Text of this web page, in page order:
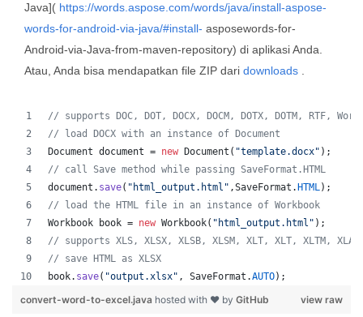
Java]( https://words.aspose.com/words/java/install-aspose-
words-for-android-via-java/#install- asposewords-for-
Android-via-Java-from-maven-repository) di aplikasi Anda.
Atau, Anda bisa mendapatkan file ZIP dari downloads
// supports DOC, DOT, DOCX, DOCM, DOTX, DOTM, RTF,
// load DOCX with an instance of Document
Document document = new Document ( "template.docx" );
// call Save method while passing SaveFormat.HTML
document . save( "html_output.html" ,SaveFormat . HTML);
// load the HTML file in an instance of Workbook
Workbook
book = new Workbook( "html_output.html" );
// supports XLS, XLSX, XLSB, XLSM, XLT, XLT, XLTM,
// save HTML as XLSX
book. save( "output.xlsx" , SaveFormat .AUTO);
view raw
convert-word-to-excel.java hosted with ❤ by GitHub